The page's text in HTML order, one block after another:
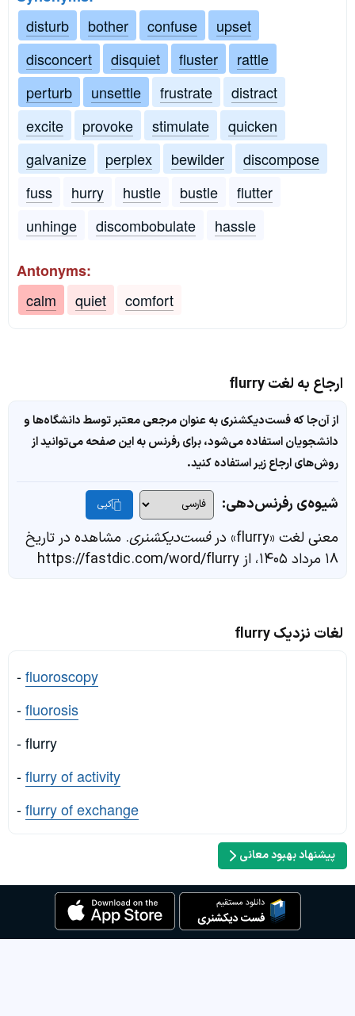
disturb
bother confuse
upset
disconcert
disquiet fluster
rattle
perturb
unsettle frustrate
distract
excite
provoke stimulate
quicken
galvanize
perplex bewilder
discompose
fuss
hurry hustle bustle
flutter
unhinge
discombobulate hassle
Antonyms:
calm
quiet comfort
ارجاع به لغت flurry
از آن‌جا که فست‌دیکشنری به عنوان مرجعی معتبر توسط دانشگاه‌ها و
دانشجویان استفاده می‌شود، برای رفرنس به این صفحه می‌توانید از
روش‌های ارجاع زیر استفاده کنید.
شیوه‌ی رفرنس‌دهی: کپی
معنی لغت «flurry» در فست‌دیکشنری. مشاهده در تاریخ
۱۸ مرداد ۱۴۰۵، از https://fastdic.com/word/flurry
لغات نزدیک flurry
-fluoroscopy
-fluorosis
- flurry
-flurry of activity
-flurry of exchange
پیشنهاد بهبود معانی